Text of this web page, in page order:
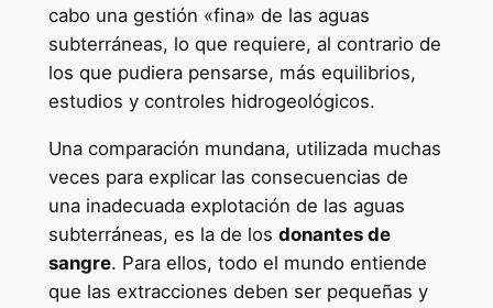
cabo una gestión «fina» de las aguas
subterráneas, lo que requiere, al contrario de
los que pudiera pensarse, más equilibrios,
estudios y controles hidrogeológicos.
Una comparación mundana, utilizada muchas
veces para explicar las consecuencias de
una inadecuada explotación de las aguas
subterráneas, es la de los donantes de
sangre. Para ellos, todo el mundo entiende
que las extracciones deben ser pequeñas y